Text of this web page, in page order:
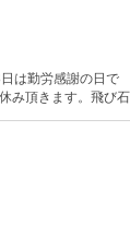
は勤労感謝の日で
み頂きます。飛び